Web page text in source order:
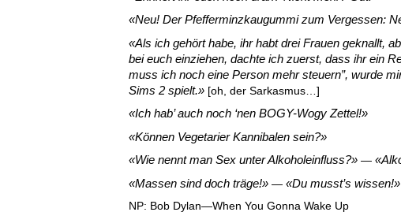
Neu! Der Pfefferminzkaugummi zum Vergessen:
Als ich gehört habe, ihr habt drei Frauen geknallt,
bei euch einziehen, dachte ich zuerst, dass ihr ein
muss ich noch eine Person mehr steuern”, wurde
Sims 2 spielt.
[oh, der Sarkasmus…]
Ich hab’ auch noch ‘nen BOGY-Wogy Zettel!
Können Vegetarier Kannibalen sein?
Wie nennt man Sex unter Alkoholeinfluss?
—
Massen sind doch träge!
— Du musst’s wissen!
NP: Bob Dylan—When You Gonna Wake Up